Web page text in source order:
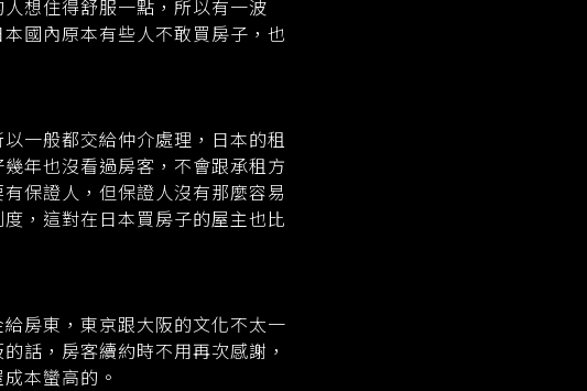
想住得舒服一點，所以有一波
國內原本有些人不敢買房子，也
一般都交給仲介處理，日本的租
年也沒看過房客，不會跟承租方
保證人，但保證人沒有那麼容易
，這對在日本買房子的屋主也比
房東，東京跟大阪的文化不太一
話，房客續約時不用再次感謝，
本蠻高的。